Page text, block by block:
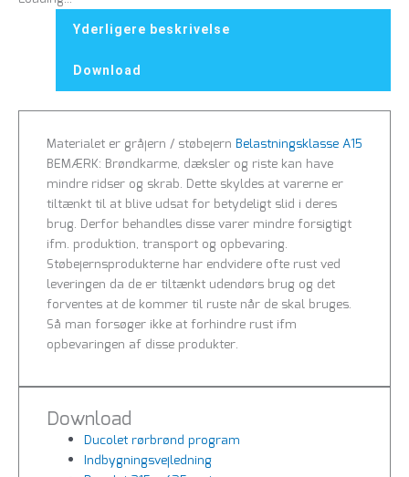
Yderligere beskrivelse
Download
Materialet er gråjern / støbejern Belastningsklasse A15
BEMÆRK: Brøndkarme, dæksler og riste kan have
mindre ridser og skrab. Dette skyldes at varerne er
tiltænkt til at blive udsat for betydeligt slid i deres
brug. Derfor behandles disse varer mindre forsigtigt
ifm. produktion, transport og opbevaring.
Støbejernsprodukterne har endvidere ofte rust ved
leveringen da de er tiltænkt udendørs brug og det
forventes at de kommer til ruste når de skal bruges.
Så man forsøger ikke at forhindre rust ifm
opbevaringen af disse produkter.
Download
Ducolet rørbrønd program
Indbygningsvejledning